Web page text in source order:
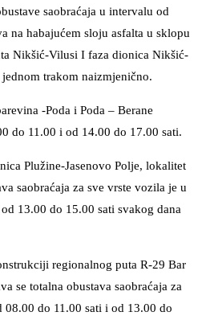
saobraćaja u intervalu od
na habajućem sloju asfalta u sklopu
Nikšić-Vilusi I faza dionica Nikšić-
trakom naizmjenično.
-Poda i Poda – Berane
do 11.00 i od 14.00 do 17.00 sati.
Plužine-Jasenovo Polje, lokalitet
saobraćaja za sve vrste vozila je u
13.00 do 15.00 sati svakog dana
regionalnog puta R-29 Bar
se totalna obustava saobraćaja za
do 11.00 sati i od 13.00 do